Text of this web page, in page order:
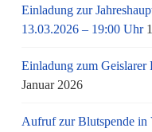
Einladung zur
13.03.2026 – 19:00 Uhr
Einladung zum Geislarer
Januar 2026
Aufruf zur Blutspende